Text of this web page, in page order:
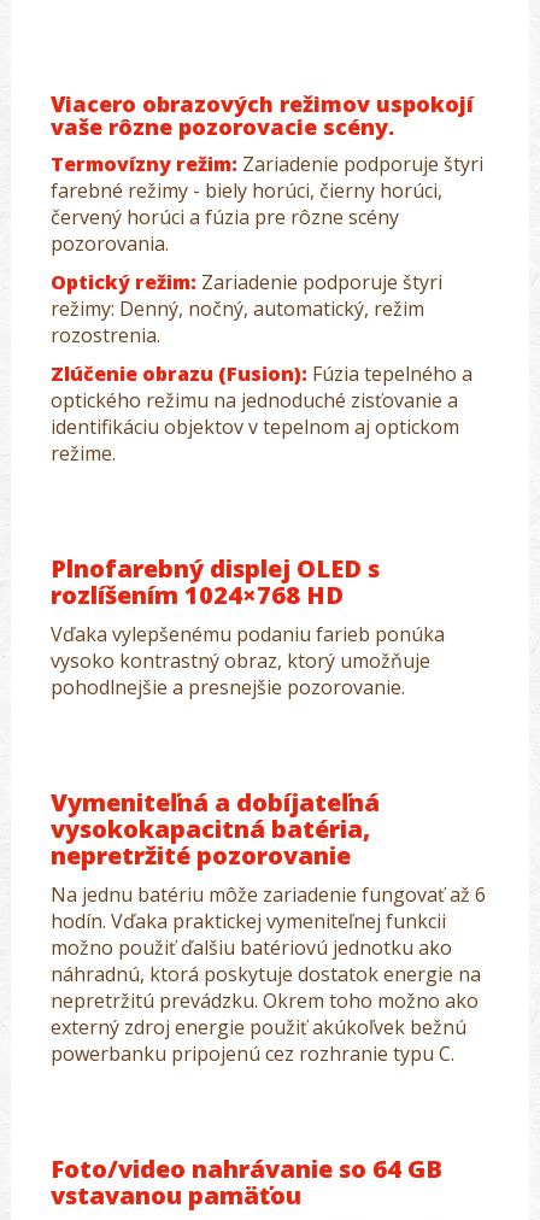
Viacero obrazových režimov uspokojí
vaše rôzne pozorovacie scény.
Termovízny režim: Zariadenie podporuje štyri
farebné režimy - biely horúci, čierny horúci,
červený horúci a fúzia pre rôzne scény
pozorovania.
Optický režim: Zariadenie podporuje štyri
režimy: Denný, nočný, automatický, režim
rozostrenia.
Zlúčenie obrazu (Fusion): Fúzia tepelného a
optického režimu na jednoduché zisťovanie a
identifikáciu objektov v tepelnom aj optickom
režime.
Plnofarebný displej OLED s
rozlíšením 1024×768 HD
Vďaka vylepšenému podaniu farieb ponúka
vysoko kontrastný obraz, ktorý umožňuje
pohodlnejšie a presnejšie pozorovanie.
Vymeniteľná a dobíjateľná
vysokokapacitná batéria,
nepretržité pozorovanie
Na jednu batériu môže zariadenie fungovať až 6
hodín. Vďaka praktickej vymeniteľnej funkcii
možno použiť ďalšiu batériovú jednotku ako
náhradnú, ktorá poskytuje dostatok energie na
nepretržitú prevádzku. Okrem toho možno ako
externý zdroj energie použiť akúkoľvek bežnú
powerbanku pripojenú cez rozhranie typu C.
Foto/video nahrávanie so 64 GB
vstavanou pamäťou